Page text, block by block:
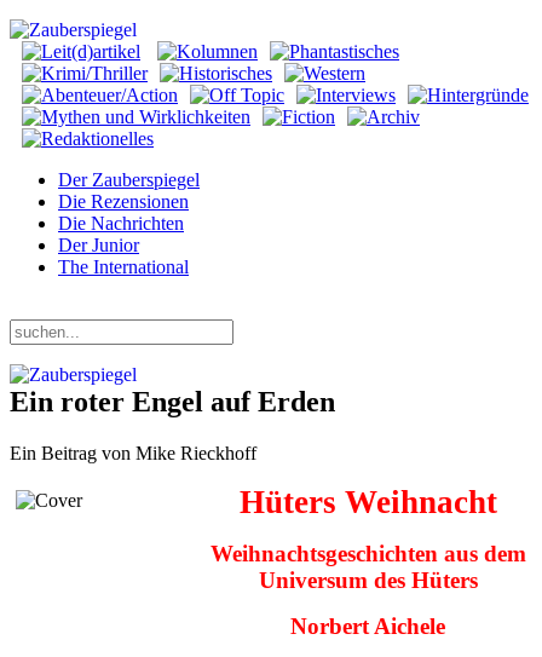
Der Zauberspiegel
Die Rezensionen
Die Nachrichten
Der Junior
The International
Ein roter Engel auf Erden
Ein Beitrag von Mike Rieckhoff
Hüters Weihnacht
Weihnachtsgeschichten aus dem
Universum des Hüters
Norbert Aichele